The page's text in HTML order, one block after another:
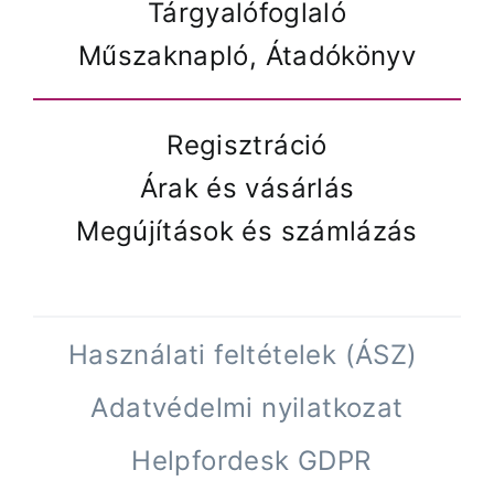
Tárgyalófoglaló
Műszaknapló, Átadókönyv
Regisztráció
Árak és vásárlás
Megújítások és számlázás
Használati feltételek (ÁSZ)
Adatvédelmi nyilatkozat
Helpfordesk GDPR